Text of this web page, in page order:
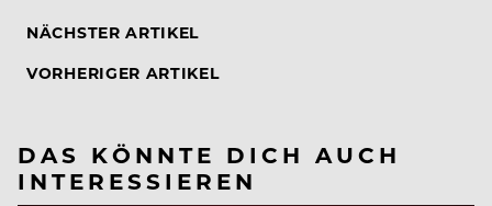
NÄCHSTER ARTIKEL
VORHERIGER ARTIKEL
DAS KÖNNTE DICH AUCH
INTERESSIEREN